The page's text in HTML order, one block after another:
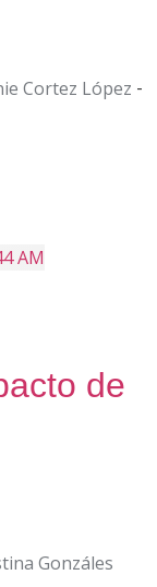
Cortez López -
de
Gonzáles